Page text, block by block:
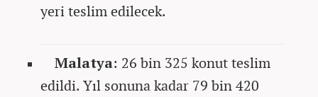
yeri teslim edilecek.
Malatya: 26 bin 325 konut teslim
edildi. Yıl sonuna kadar 79 bin 420